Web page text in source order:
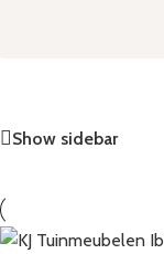
Show sidebar